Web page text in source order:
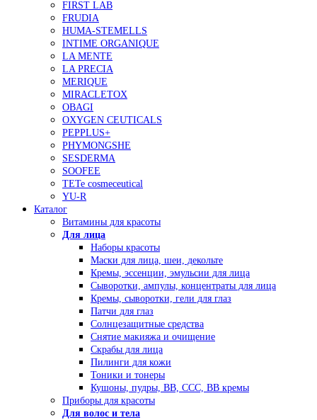
FIRST LAB
FRUDIA
HUMA-STEMELLS
INTIME ORGANIQUE
LA MENTE
LA PRECIA
MERIQUE
MIRACLETOX
OBAGI
OXYGEN CEUTICALS
PEPPLUS+
PHYMONGSHE
SESDERMA
SOOFEE
TETe cosmeceutical
YU-R
Каталог
Витамины для красоты
Для лица
Наборы красоты
Маски для лица, шеи, декольте
Кремы, эссенции, эмульсии для лица
Сыворотки, ампулы, концентраты для лица
Кремы, сыворотки, гели для глаз
Патчи для глаз
Солнцезащитные средства
Снятие макияжа и очищение
Скрабы для лица
Пилинги для кожи
Тоники и тонеры
Кушоны, пудры, ВВ, ССС, ВВ кремы
Приборы для красоты
Для волос и тела